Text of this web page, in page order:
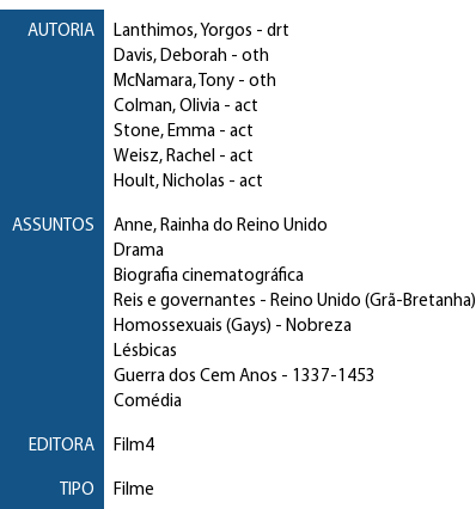
AUTORIA Lanthimos, Yorgos - drt
Davis, Deborah - oth
McNamara, Tony- oth
Colman, Olivia- act
Stone, Emma- act
Weisz, Rachel - act
Hoult, Nicholas - act
ASSUNTOS
Anne, Rainha do Reino Unido
Drama
Biografia cinematográfica
Reis e governantes - Reino Unido (Grã-Bretanha)
Homossexuais (Gays) - Nobreza
Lésbicas
Guerra dos Cem Anos - 1337-1453
Comédia
EDITORA Film4
TIPO Filme